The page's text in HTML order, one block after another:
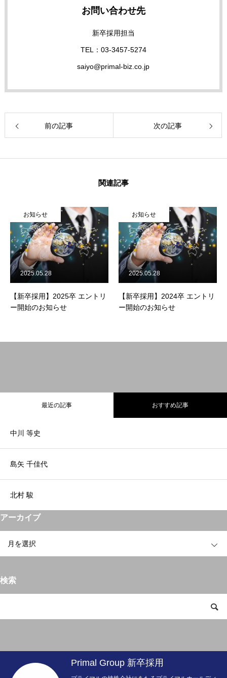
お問い合わせ先
新卒採用担当
TEL：03-3457-5274
saiyo@primal-biz.co.jp
前の記事 次の記事
関連記事
お知らせ
【新卒採用】2025卒 エントリ
ー開始のお知らせ
2025.05.28
お知らせ
【新卒採用】2024卒 エントリ
ー開始のお知らせ
2025.05.28
最近の記事 おすすめ記事
中川 等史
島矢 千佳代
北村 駿
アーカイブ
検索
Primal Group 新卒採用